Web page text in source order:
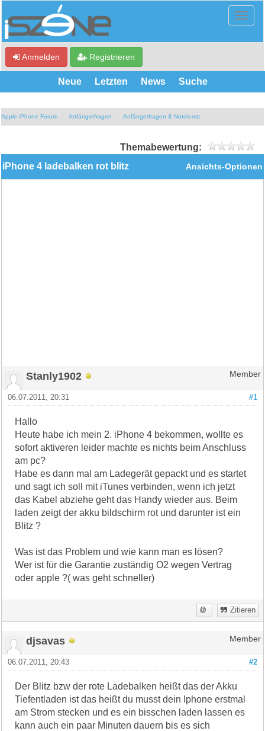
Anmelden Registrieren
Neue Letzten News Suche
Apple iPhone Forum Anfängerfragen Anfängerfragen & Notdienst
Themabewertung:
Ansichts-Optionen
iPhone 4 ladebalken rot blitz
Stanly1902 Member
#1
06.07.2011, 20:31
Hallo
Heute habe ich mein 2. iPhone 4 bekommen, wollte es
sofort aktiveren leider machte es nichts beim Anschluss
am pc?
Habe es dann mal am Ladegerät gepackt und es startet
und sagt ich soll mit iTunes verbinden, wenn ich jetzt
das Kabel abziehe geht das Handy wieder aus. Beim
laden zeigt der akku bildschirm rot und darunter ist ein
Blitz ?
Was ist das Problem und wie kann man es lösen?
Wer ist für die Garantie zuständig O2 wegen Vertrag
oder apple ?( was geht schneller)
Zitieren
djsavas Member
#2
06.07.2011, 20:43
Der Blitz bzw der rote Ladebalken heißt das der Akku
Tiefentladen ist das heißt du musst dein Iphone erstmal
am Strom stecken und es ein bisschen laden lassen es
kann auch ein paar Minuten dauern bis es sich